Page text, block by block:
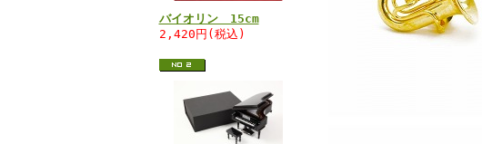
バイオリン 15cm
2,420円(税込)